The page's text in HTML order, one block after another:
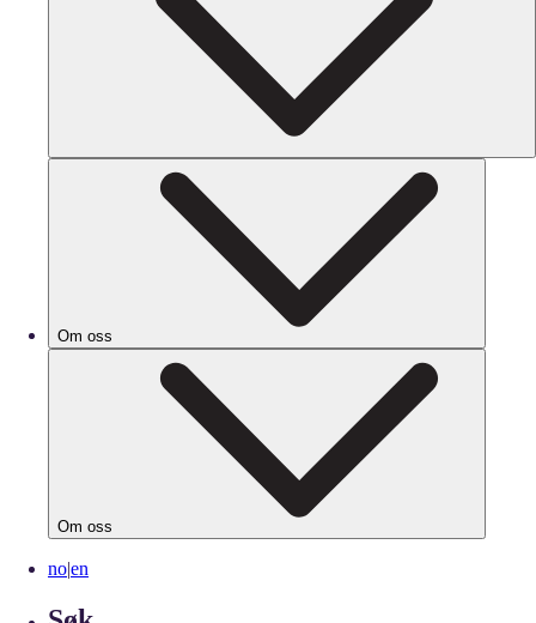
Om oss
Om oss
no|en